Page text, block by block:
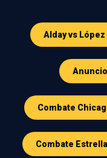
Alday vs López
Combate
Combate